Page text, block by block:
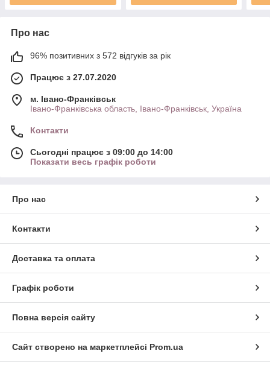
Про нас
96% позитивних з 572 відгуків за рік
Працює з 27.07.2020
м. Івано-Франківськ
Івано-Франківська область, Івано-Франківськ, Україна
Контакти
Сьогодні працює з 09:00 до 14:00
Показати весь графік роботи
Про нас
Контакти
Доставка та оплата
Графік роботи
Повна версія сайту
Сайт створено на маркетплейсі Prom.ua